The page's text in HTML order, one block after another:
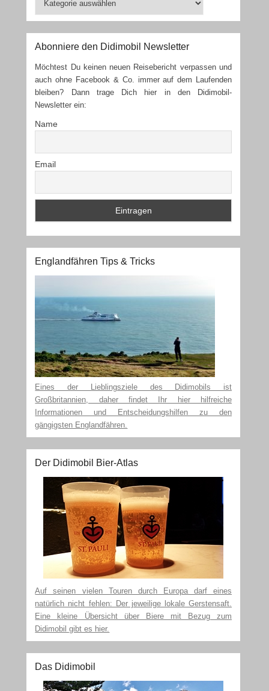
Touren
Abonniere den Didimobil Newsletter
Möchtest Du keinen neuen Reisebericht verpassen und
auch ohne Facebook & Co. immer auf dem Laufenden
bleiben? Dann trage Dich hier in den Didimobil-
Newsletter ein:
Name
Email
Englandfähren Tips & Tricks
Eines der Lieblingsziele des Didimobils ist
Großbritannien, daher findet Ihr hier hilfreiche
Informationen und Entscheidungshilfen zu den
gängigsten Englandfähren.
Der Didimobil Bier-Atlas
Auf seinen vielen Touren durch Europa darf eines
natürlich nicht fehlen: Der jeweilige lokale Gerstensaft.
Eine kleine Übersicht über Biere mit Bezug zum
Didimobil gibt es hier.
Das Didimobil